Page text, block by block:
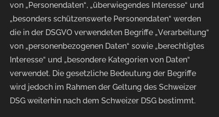
von „Personendaten“, „überwiegendes Interesse“ und
„besonders schützenswerte Personendaten“ werden
die in der DSGVO verwendeten Begriffe „Verarbeitung“
von „personenbezogenen Daten“ sowie „berechtigtes
Interesse“ und „besondere Kategorien von Daten“
verwendet. Die gesetzliche Bedeutung der Begriffe
wird jedoch im Rahmen der Geltung des Schweizer
DSG weiterhin nach dem Schweizer DSG bestimmt.